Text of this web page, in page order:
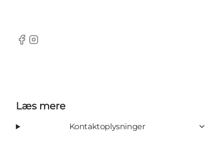
Facebook
Instagram
Læs mere
Kontaktoplysninger